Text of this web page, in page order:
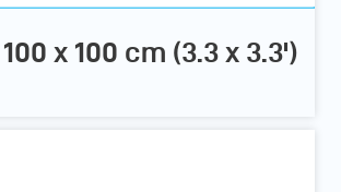
x 100 cm (3.3 x 3.3')